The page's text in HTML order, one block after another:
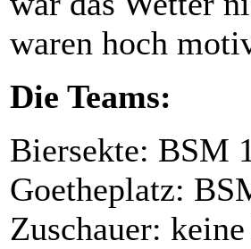
waren hoch
Die Teams:
Biersekte: BSM
Goetheplatz:
Zuschauer: